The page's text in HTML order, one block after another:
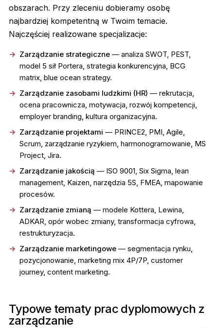
obszarach. Przy zleceniu dobieramy osobę
najbardziej kompetentną w Twoim temacie.
Najczęściej realizowane specjalizacje:
Zarządzanie strategiczne— analiza SWOT, PEST,
model 5 sił Portera, strategia konkurencyjna, BCG
matrix, blue ocean strategy.
Zarządzanie zasobami ludzkimi (HR) — rekrutacja,
ocena pracownicza, motywacja, rozwój kompetencji,
employer branding, kultura organizacyjna.
Zarządzanie projektami — PRINCE2, PMI, Agile,
Scrum, zarządzanie ryzykiem, harmonogramowanie, MS
Project, Jira.
Zarządzanie jakością — ISO 9001, Six Sigma, lean
management, Kaizen, narzędzia 5S, FMEA, mapowanie
procesów.
Zarządzanie zmianą — modele Kottera, Lewina,
ADKAR, opór wobec zmiany, transformacja cyfrowa,
restrukturyzacja.
Zarządzanie marketingowe— segmentacja rynku,
pozycjonowanie, marketing mix 4P/7P, customer
journey, content marketing.
Typowe tematy prac dyplomowych z
zarządzanie